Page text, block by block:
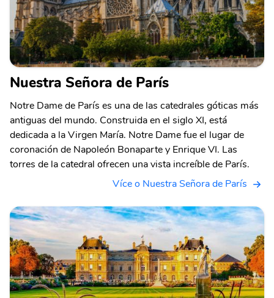
Nuestra Señora de París
Notre Dame de París es una de las catedrales góticas más
antiguas del mundo. Construida en el siglo XI, está
dedicada a la Virgen María. Notre Dame fue el lugar de
coronación de Napoleón Bonaparte y Enrique VI. Las
torres de la catedral ofrecen una vista increíble de París.
Více o Nuestra Señora de París